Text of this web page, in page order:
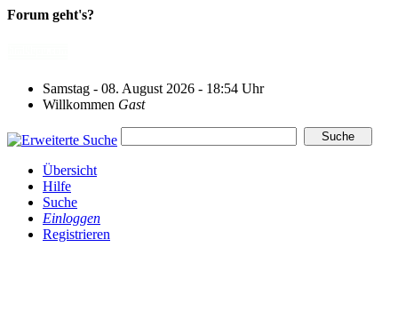
Forum geht's?
Samstag - 08. August 2026 - 18:54 Uhr
Willkommen Gast
Übersicht
Hilfe
Suche
Einloggen
Registrieren